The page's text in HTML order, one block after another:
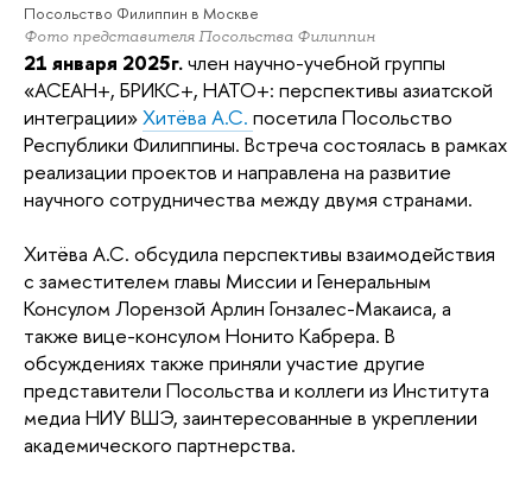
Посольство Филиппин в Москве
Фото представителя Посольства Филиппин
21 января 2025г.член научно-учебной группы
«АСЕАН+, БРИКС+, НАТО+: перспективы азиатской
интеграции»Хитёва А.С. посетила Посольство
Республики Филиппины. Встреча состоялась в рамках
реализации проектов и направлена на развитие
научного сотрудничества между двумя странами.
Хитёва А.С. обсудила перспективы взаимодействия
с заместителем главы Миссии и Генеральным
Консулом Лорензой Арлин Гонзалес-Макаиса, а
также вице-консулом Нонито Кабрера. В
обсуждениях также приняли участие другие
представители Посольства и коллеги из Института
медиа НИУ ВШЭ, заинтересованные в укреплении
академического партнерства.